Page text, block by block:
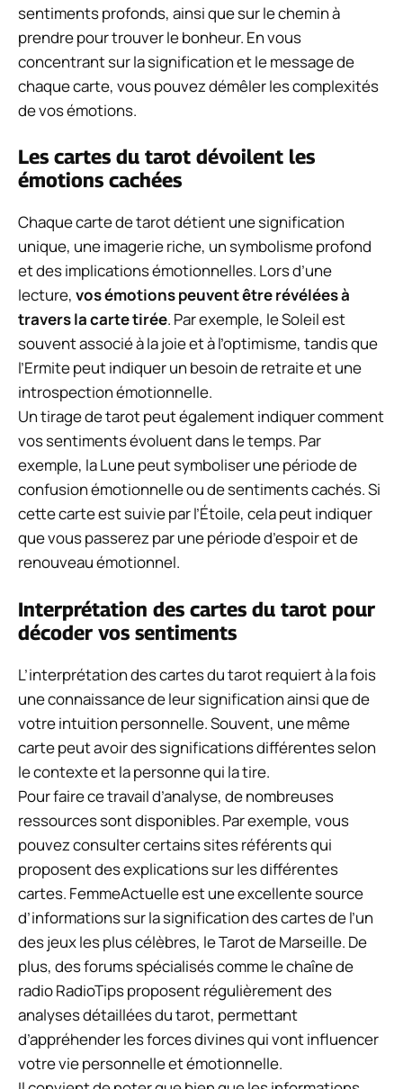
sentiments profonds, ainsi que sur le chemin à
prendre pour trouver le bonheur. En vous
concentrant sur la signification et le message de
chaque carte, vous pouvez démêler les complexités
de vos émotions.
Les cartes du tarot dévoilent les
émotions cachées
Chaque carte de tarot détient une signification
unique, une imagerie riche, un symbolisme profond
et des implications émotionnelles. Lors d’une
lecture, vos émotions peuvent être révélées à
travers la carte tirée. Par exemple, le Soleil est
souvent associé à la joie et à l’optimisme, tandis que
l’Ermite peut indiquer un besoin de retraite et une
introspection émotionnelle.
Un tirage de tarot peut également indiquer comment
vos sentiments évoluent dans le temps. Par
exemple, la Lune peut symboliser une période de
confusion émotionnelle ou de sentiments cachés. Si
cette carte est suivie par l’Étoile, cela peut indiquer
que vous passerez par une période d’espoir et de
renouveau émotionnel.
Interprétation des cartes du tarot pour
décoder vos sentiments
L’interprétation des cartes du tarot requiert à la fois
une connaissance de leur signification ainsi que de
votre intuition personnelle. Souvent, une même
carte peut avoir des significations différentes selon
le contexte et la personne qui la tire.
Pour faire ce travail d’analyse, de nombreuses
ressources sont disponibles. Par exemple, vous
pouvez consulter certains sites référents qui
proposent des explications sur les différentes
cartes. FemmeActuelle est une excellente source
d’informations sur la signification des cartes de l’un
des jeux les plus célèbres, le Tarot de Marseille. De
plus, des forums spécialisés comme le chaîne de
radio RadioTips proposent régulièrement des
analyses détaillées du tarot, permettant
d’appréhender les forces divines qui vont influencer
votre vie personnelle et émotionnelle.